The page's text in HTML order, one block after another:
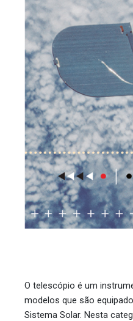
O telescópio é um
modelos que são
Sistema Solar. Nesta